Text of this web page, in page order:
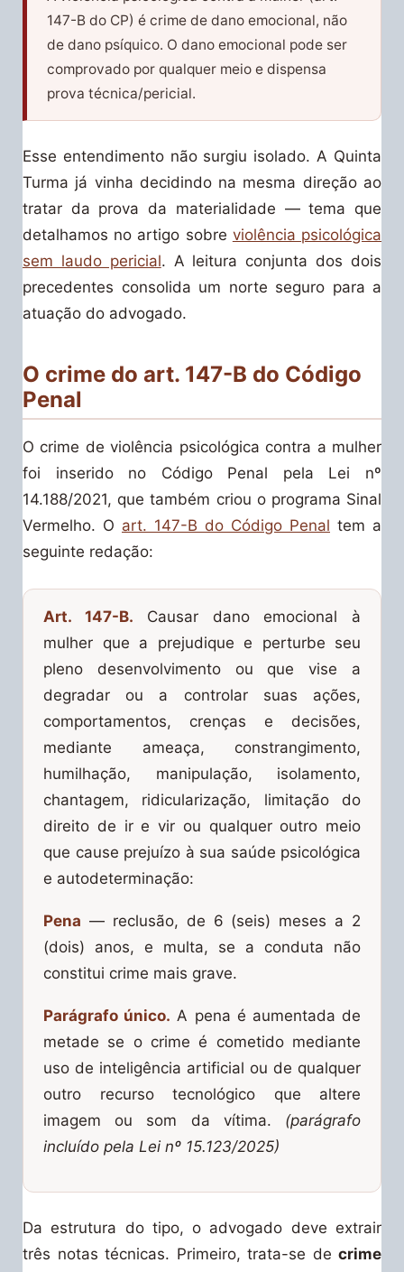
147-B do CP) é crime de dano emocional, não
de dano psíquico. O dano emocional pode ser
comprovado por qualquer meio e dispensa
prova técnica/pericial.
Esse entendimento não surgiu isolado. A Quinta
Turma já vinha decidindo na mesma direção ao
tratar da prova da materialidade — tema que
detalhamos no artigo sobre violência psicológica
sem laudo pericial. A leitura conjunta dos dois
precedentes consolida um norte seguro para a
atuação do advogado.
O crime do art. 147-B do Código
Penal
O crime de violência psicológica contra a mulher
foi inserido no Código Penal pela Lei nº
14.188/2021, que também criou o programa Sinal
Vermelho. O art. 147-B do Código Penal tem a
seguinte redação:
Art. 147-B. Causar dano emocional à
mulher que a prejudique e perturbe seu
pleno desenvolvimento ou que vise a
degradar ou a controlar suas ações,
comportamentos, crenças e decisões,
mediante ameaça, constrangimento,
humilhação, manipulação, isolamento,
chantagem, ridicularização, limitação do
direito de ir e vir ou qualquer outro meio
que cause prejuízo à sua saúde psicológica
e autodeterminação:
Pena — reclusão, de 6 (seis) meses a 2
(dois) anos, e multa, se a conduta não
constitui crime mais grave.
Parágrafo único. A pena é aumentada de
metade se o crime é cometido mediante
uso de inteligência artificial ou de qualquer
outro recurso tecnológico que altere
imagem ou som da vítima. (parágrafo
incluído pela Lei nº 15.123/2025)
Da estrutura do tipo, o advogado deve extrair
três notas técnicas. Primeiro, trata-se de crime